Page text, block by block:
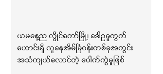
ယမနေ့ည လွိုင်ကော်မြို့၊ ဒေါဥခူကွက်
ဟောင်းရှိ လူနေအိမ်ခြံဝန်းတစ်ခုအတွင်း
အသံကျယ်လောင်တဲ့ ပေါက်ကွဲမှုဖြစ်